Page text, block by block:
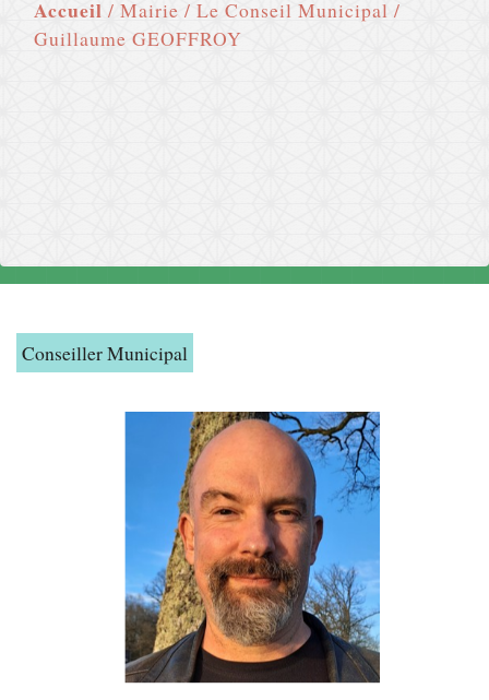
Accueil / Mairie / Le Conseil Municipal /
Guillaume GEOFFROY
Conseiller Municipal